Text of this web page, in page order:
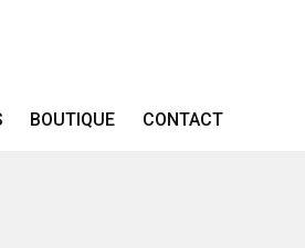
BOUTIQUE CONTACT